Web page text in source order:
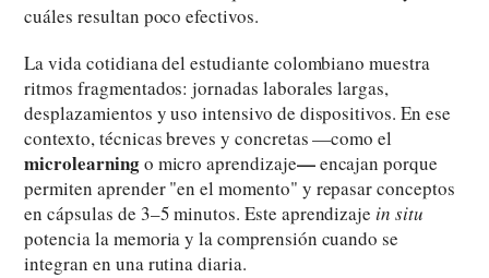
cuáles resultan poco efectivos.
La vida cotidiana del estudiante colombiano muestra
ritmos fragmentados: jornadas laborales largas,
desplazamientos y uso intensivo de dispositivos. En ese
contexto, técnicas breves y concretas —como el
microlearningo micro aprendizaje—encajan porque
permiten aprender "en el momento" y repasar conceptos
en cápsulas de 3–5 minutos. Este aprendizaje in situ
potencia la memoria y la comprensión cuando se
integran en una rutina diaria.